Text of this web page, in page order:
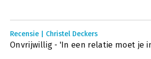
Recensie | Christel Deckers
Onvrijwillig - 'In een relatie moet je